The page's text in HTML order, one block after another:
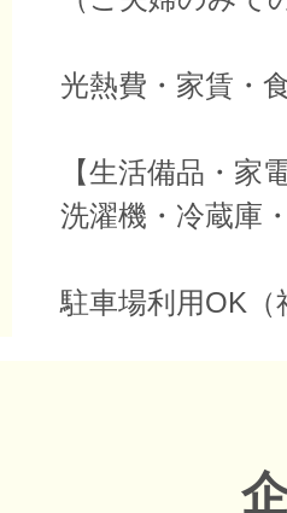
光熱費・家賃・
【生活備品・家
洗濯機・冷蔵庫
駐車場利用OK